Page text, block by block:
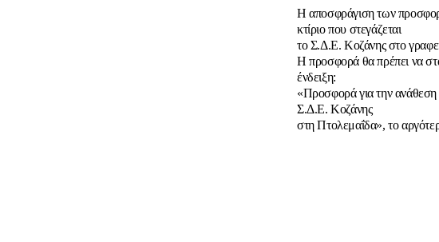
Η αποσφράγιση των
κτίριο που στεγάζεται
το Σ.Δ.Ε. Κοζάνης στο
Η προσφορά θα πρέπει να
ένδειξη:
«Προσφορά για την
Σ.Δ.Ε. Κοζάνης
στη Πτολεμαΐδα», το